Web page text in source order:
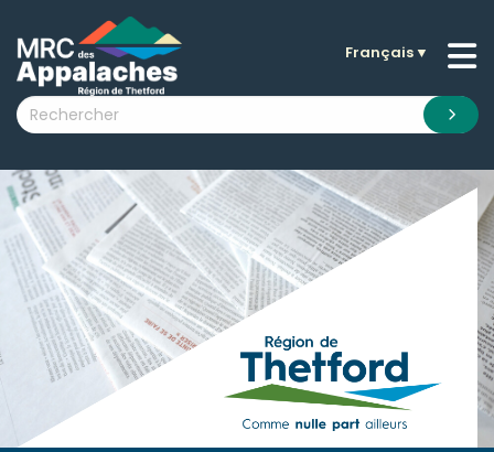
submenu (La MRC )
submenu (Citoyens )
submenu (Visiteurs )
submenu (Nouvelles )
submenu (Documentation )
Français▼